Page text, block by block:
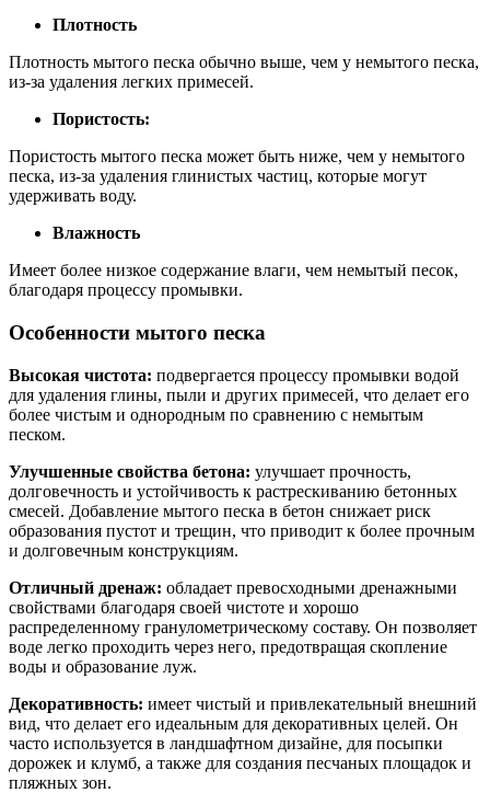
Плотность
Плотность мытого песка обычно выше, чем у немытого песка,
из-за удаления легких примесей.
Пористость:
Пористость мытого песка может быть ниже, чем у немытого
песка, из-за удаления глинистых частиц, которые могут
удерживать воду.
Влажность
Имеет более низкое содержание влаги, чем немытый песок,
благодаря процессу промывки.
Особенности мытого песка
Высокая чистота: подвергается процессу промывки водой
для удаления глины, пыли и других примесей, что делает его
более чистым и однородным по сравнению с немытым
песком.
Улучшенные свойства бетона: улучшает прочность,
долговечность и устойчивость к растрескиванию бетонных
смесей. Добавление мытого песка в бетон снижает риск
образования пустот и трещин, что приводит к более прочным
и долговечным конструкциям.
Отличный дренаж: обладает превосходными дренажными
свойствами благодаря своей чистоте и хорошо
распределенному гранулометрическому составу. Он позволяет
воде легко проходить через него, предотвращая скопление
воды и образование луж.
Декоративность: имеет чистый и привлекательный внешний
вид, что делает его идеальным для декоративных целей. Он
часто используется в ландшафтном дизайне, для посыпки
дорожек и клумб, а также для создания песчаных площадок и
пляжных зон.